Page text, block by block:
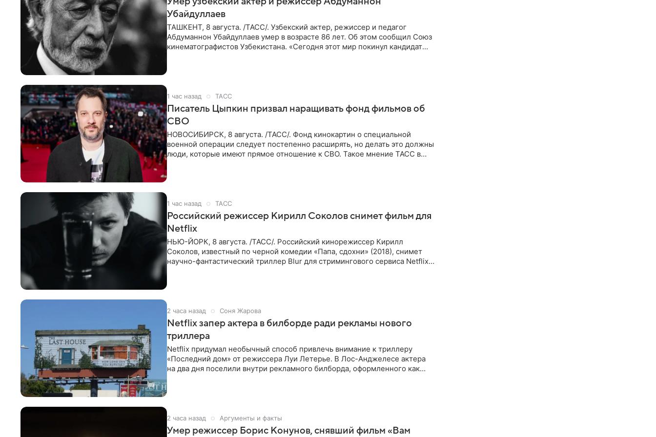
Убайдуллаев
ТАШКЕНТ, 8 августа. /ТАСС/. Узбекский актер, режиссер и педагог
Абдуманнон Убайдуллаев умер в возрасте 86 лет. Об этом сообщил Союз
кинематографистов Узбекистана. «Сегодня этот мир покинул кандидат
1 час назад ТАСС
Писатель Цыпкин призвал наращивать фонд фильмов об
СВО
НОВОСИБИРСК, 8 августа. /ТАСС/. Фонд кинокартин о специальной
военной операции следует постепенно расширять, но делать это должны
люди, которые имеют прямое отношение к СВО. Такое мнение ТАСС в
1 час назад ТАСС
Российский режиссер Кирилл Соколов снимет фильм для
Netflix
НЬЮ-ЙОРК, 8 августа. /ТАСС/. Российский кинорежиссер Кирилл
Соколов, известный по черной комедии «Папа, сдохни» (2018), снимет
научно-фантастический триллер Blur для стримингового сервиса Netflix.
2 часа назад Соня Жарова
Netflix запер актера в билборде ради рекламы нового
триллера
Netflix придумал необычный способ привлечь внимание к триллеру
«Последний дом» от режиссера Луи Летерье. В Лос-Анджелесе актера
на два дня поселили внутри рекламного билборда, оформленного как
2 часа назад Аргументы и факты
Умер режиссер Борис Конунов, снявший фильм «Вам